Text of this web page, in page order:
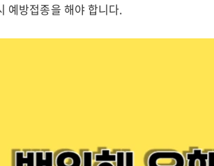
예방접종을 해야 합니다.